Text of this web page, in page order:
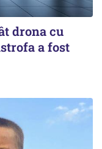
drona cu
a fost